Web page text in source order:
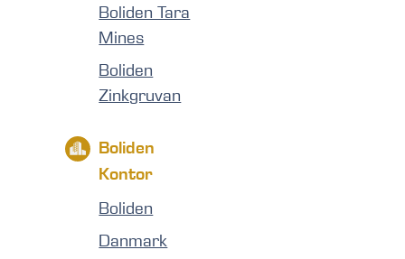
Boliden Tara
Mines
Boliden
Zinkgruvan
Boliden
Kontor
Boliden
Danmark